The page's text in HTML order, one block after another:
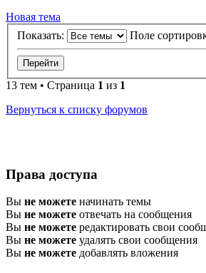
Новая тема
Показать:
Поле
13 тем • Страница 1 из 1
Вернуться к списку форумов
Права доступа
Вы не можете начинать темы
Вы не можете отвечать на сообщения
Вы не можете редактировать свои
Вы не можете удалять свои сообщения
Вы не можете добавлять вложения